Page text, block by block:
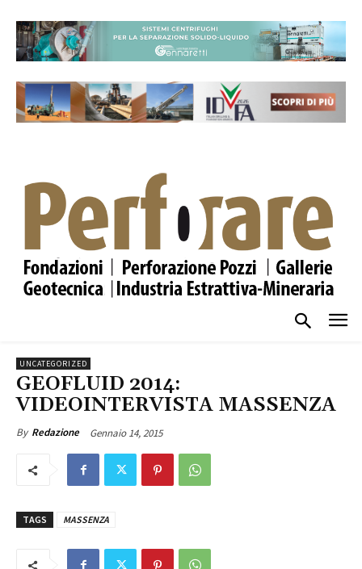
UNCATEGORIZED
GEOFLUID 2014:
VIDEOINTERVISTA MASSENZA
By Redazione Gennaio 14, 2015
TAGS MASSENZA